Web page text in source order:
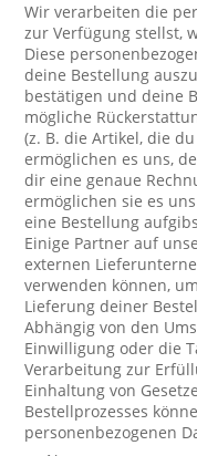
Wir verarbeiten die
zur Verfügung stellst,
Diese
deine Bestellung
bestätigen und deine
mögliche
(z. B. die Artikel, die
ermöglichen es uns,
dir eine genaue
ermöglichen sie es
eine Bestellung
Einige Partner auf
externen
verwenden können,
Lieferung deiner
Abhängig von den
Einwilligung oder die
Verarbeitung zur
Einhaltung von
Bestellprozesses
personenbezogenen